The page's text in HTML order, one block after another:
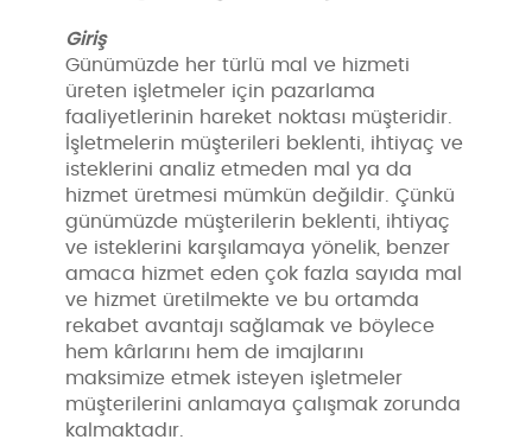
Giriş
Günümüzde her türlü mal ve hizmeti
üreten işletmeler için pazarlama
faaliyetlerinin hareket noktası müşteridir.
İşletmelerin müşterileri beklenti, ihtiyaç ve
isteklerini analiz etmeden mal ya da
hizmet üretmesi mümkün değildir. Çünkü
günümüzde müşterilerin beklenti, ihtiyaç
ve isteklerini karşılamaya yönelik, benzer
amaca hizmet eden çok fazla sayıda mal
ve hizmet üretilmekte ve bu ortamda
rekabet avantajı sağlamak ve böylece
hem kârlarını hem de imajlarını
maksimize etmek isteyen işletmeler
müşterilerini anlamaya çalışmak zorunda
kalmaktadır.